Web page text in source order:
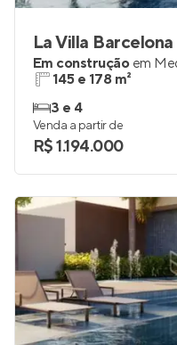
La Villa Barcelona
Em construção em
145 e 178 m²
3 e 4
Venda a partir de
R$ 1.194.000